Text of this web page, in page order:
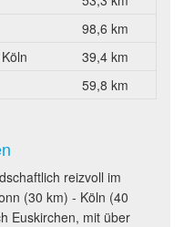
98,6 km
39,4 km
59,8 km
reizvoll im
(30 km) - Köln (40
Euskirchen, mit über